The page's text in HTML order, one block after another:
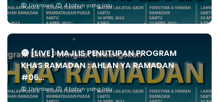
Unknown 4 tahun yang lalu
🔴 [LIVE] MAJLIS PENUTUPAN PROGRAM
KHAS RAMADAN : AHLAN YA RAMADAN
#06...
Unknown 4 tahun yang lalu